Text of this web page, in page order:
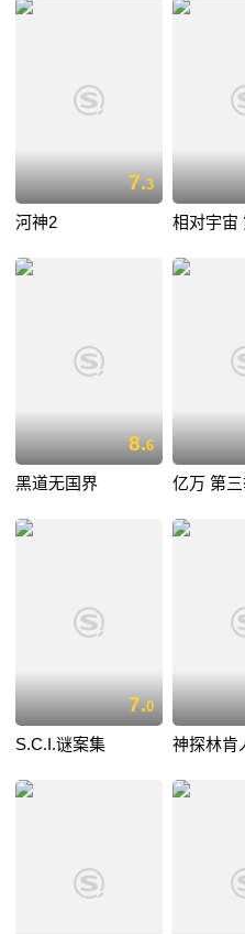
7.3
河神2 相对宇宙
8.6
黑道无国界 亿万 第
7.0
S.C.I.谜案集 神探林肯